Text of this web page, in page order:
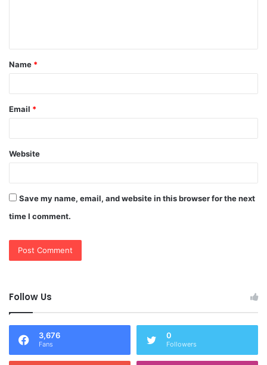
t
*
Name *
Email *
Website
Save my name, email, and website in this browser for the next
time I comment.
Follow Us
3,676
Fans
0
Followers